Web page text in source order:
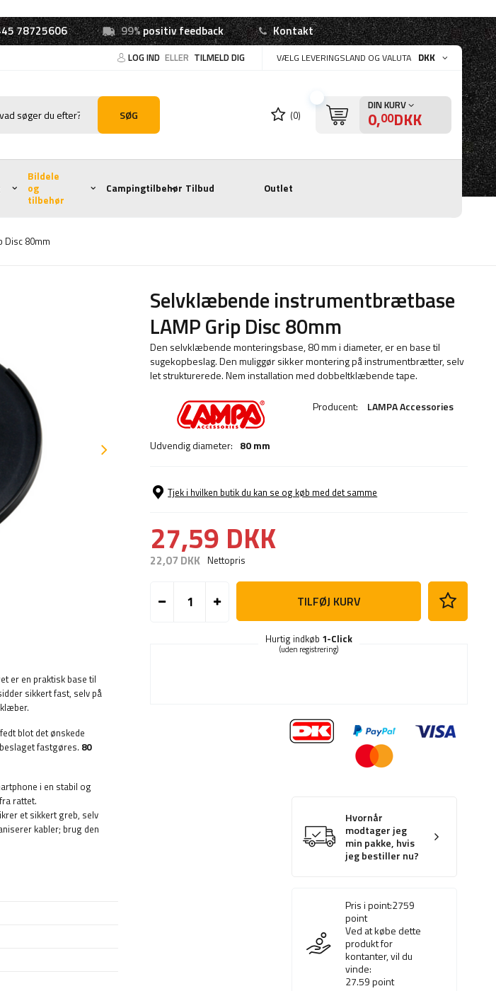
78725606 99%positiv feedback Kontakt
LOG IND ELLER TILMELD DIG VÆLG LEVERINGSLAND OG VALUTA DKK
SØG (0)
DIN KURV
0,00DKK
Bildele
og
tilbehør
Campingtilbehør Tilbud Outlet
Disc 80mm
Selvklæbende instrumentbrætbase
LAMP Grip Disc 80mm
Den selvklæbende monteringsbase, 80 mm i diameter, er en base til
sugekopbeslag. Den muliggør sikker montering på instrumentbrætter, selv
let strukturerede. Nem installation med dobbeltklæbende tape.
Producent: LAMPA Accessories
Udvendig diameter: 80 mm
Tjek i hvilken butik du kan se og køb med det samme
27,59 DKK
22,07 DKK Nettopris
TILFØJ KURV
Hurtig indkøb 1-Click
(uden registrering)
Hvornår
modtager jeg
min pakke, hvis
jeg bestiller nu?
Pris i point:2759
point
Ved at købe dette
produkt for
kontanter, vil du
vinde:
27.59point
er en praktisk base til
sikkert fast, selv på
blot det ønskede
fastgøres. 80
i en stabil og
rattet.
et sikkert greb, selv
kabler; brug den